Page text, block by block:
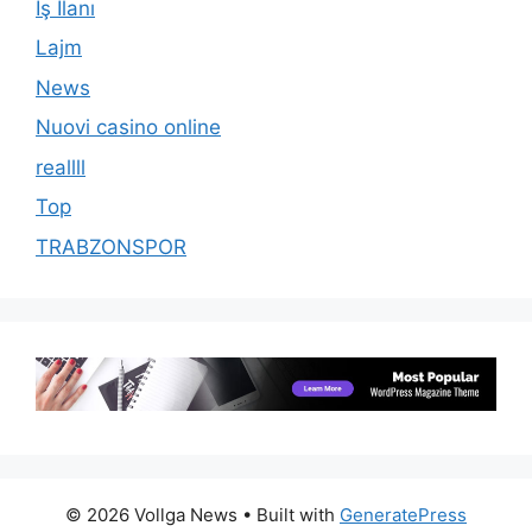
İş İlanı
Lajm
News
Nuovi casino online
reallll
Top
TRABZONSPOR
© 2026 Vollga News • Built with GeneratePress